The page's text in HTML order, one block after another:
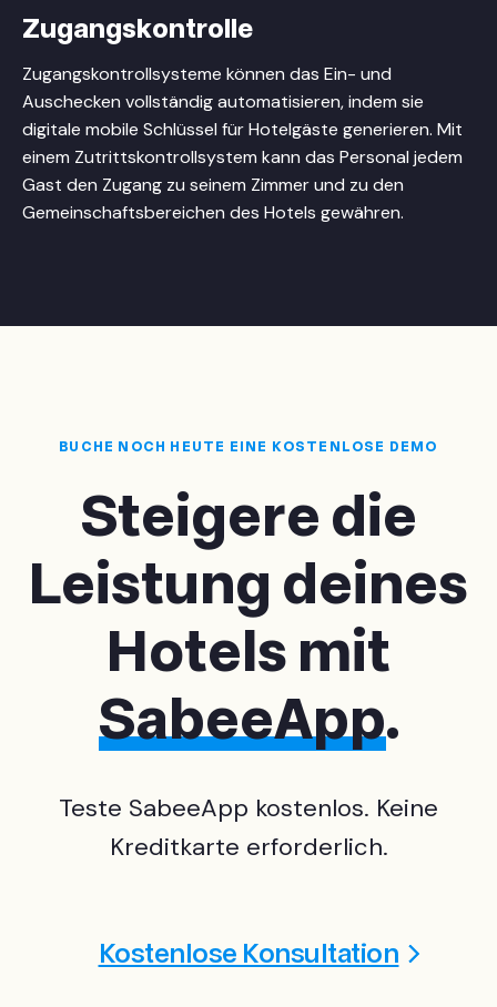
Zugangskontrolle
Zugangskontrollsysteme können das Ein- und
Auschecken vollständig automatisieren, indem sie
digitale mobile Schlüssel für Hotelgäste generieren. Mit
einem Zutrittskontrollsystem kann das Personal jedem
Gast den Zugang zu seinem Zimmer und zu den
Gemeinschaftsbereichen des Hotels gewähren.
BUCHE NOCH HEUTE EINE KOSTENLOSE DEMO
Steigere die
Leistung deines
Hotels mit
SabeeApp.
Teste SabeeApp kostenlos. Keine
Kreditkarte erforderlich.
Kostenlose Konsultation